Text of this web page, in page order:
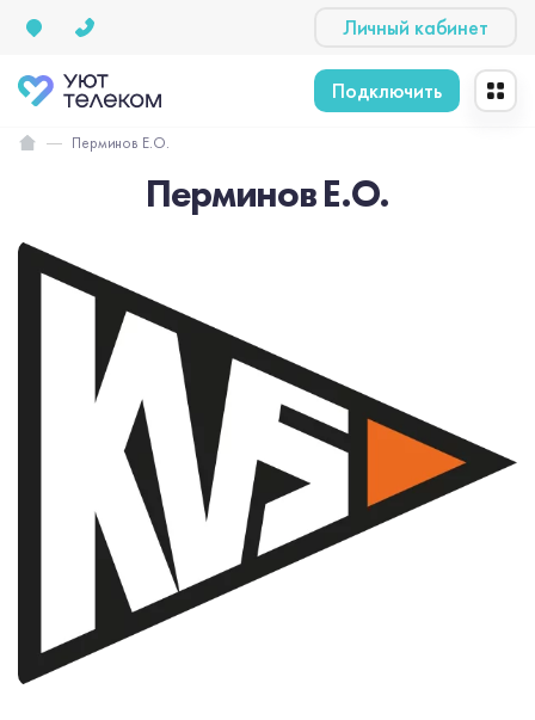
Личный кабинет
Подключить
Перминов Е.О.
Перминов Е.О.